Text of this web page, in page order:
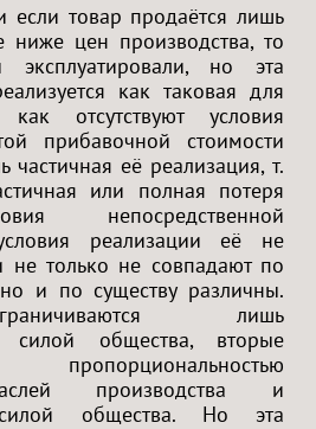
если товар продаётся лишь
ниже цен производства, то
но эта
как таковая для
как отсутствуют условия
прибавочной стоимости
её реализация, т.
или полная потеря
непосредственной
реализации её не
не только не совпадают по
и по существу различны.
лишь
силой общества, вторые
пропорциональностью
производства и
силой общества. Но эта